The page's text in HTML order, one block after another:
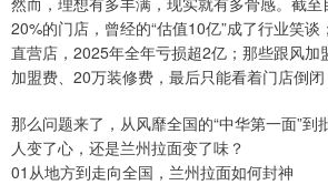
20%的门店，曾经的“估值10亿”成了行业笑
直营店，2025年全年亏损超2亿；那些跟风加
加盟费、20万装修费，最后只能看着门店倒闭
那么问题来了，从风靡全国的“中华第一面”到
人变了心，还是兰州拉面变了味？
01从地方到走向全国，兰州拉面如何封神